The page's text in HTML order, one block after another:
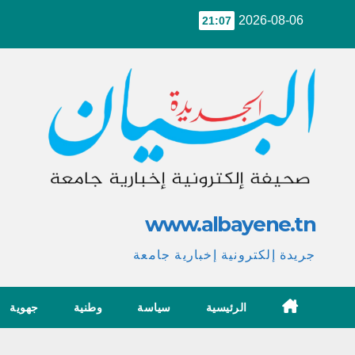
2026-08-06
21:07
www.albayene.tn
جريدة إلكترونية إخبارية جامعة
الرئيسية سياسة وطنية جهوية